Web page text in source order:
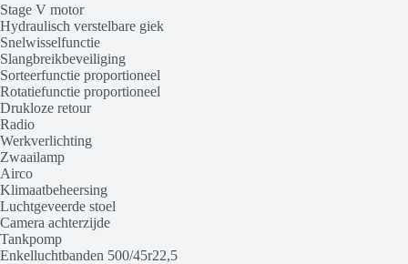
Stage V motor
Hydraulisch verstelbare giek
Snelwisselfunctie
Slangbreikbeveiliging
Sorteerfunctie proportioneel
Rotatiefunctie proportioneel
Drukloze retour
Radio
Werkverlichting
Zwaailamp
Airco
Klimaatbeheersing
Luchtgeveerde stoel
Camera achterzijde
Tankpomp
Enkelluchtbanden 500/45r22,5